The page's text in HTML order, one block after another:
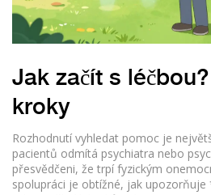
Jak začít s
kroky
Rozhodnutí vyhledat pomoc je
pacientů odmítá psychiatra nebo
přesvědčeni, že trpí fyzickým
spolupráci je obtížné, jak